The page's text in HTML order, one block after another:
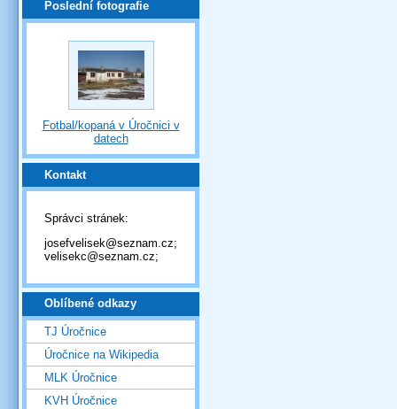
Poslední fotografie
Fotbal/kopaná v Úročnici v
datech
Kontakt
Správci stránek:
josefvelisek@seznam.cz;
velisekc@seznam.cz;
Oblíbené odkazy
TJ Úročnice
Úročnice na Wikipedia
MLK Úročnice
KVH Úročnice